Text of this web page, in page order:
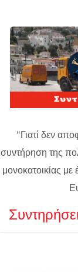
"Γιατί δεν
συντήρηση της
μονοκατοικίας με